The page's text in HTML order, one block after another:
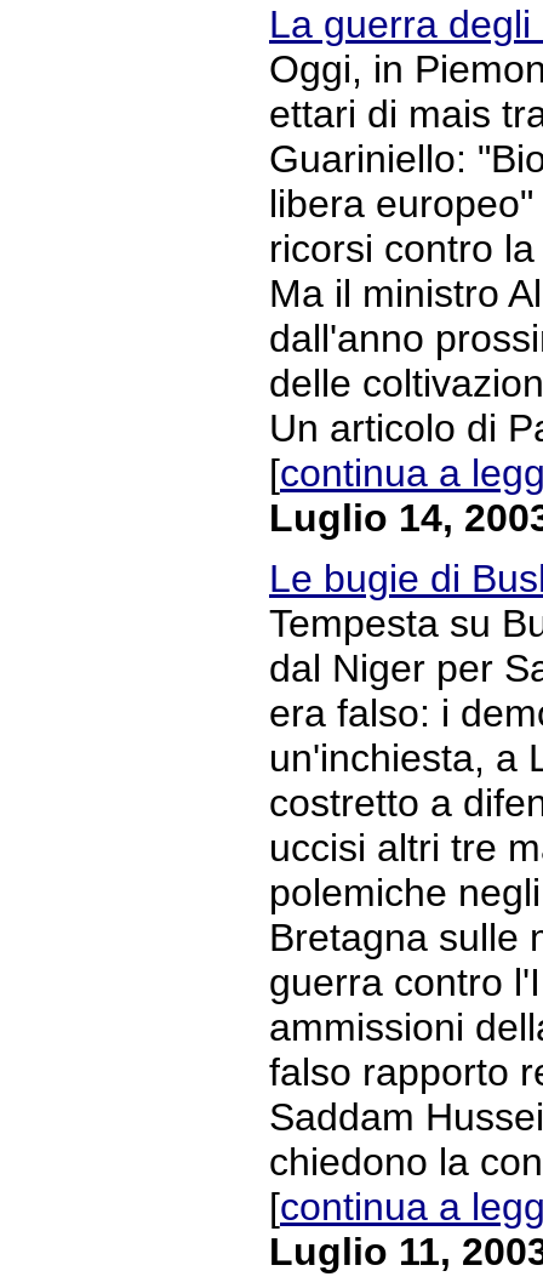
La guerra degli
Oggi, in
ettari di mais
Guariniello:
libera
ricorsi contro
Ma il ministro
dall'anno
delle
Un articolo di
[continua a
Luglio 14,
Le bugie di
Tempesta su
dal Niger per
era falso: i
un'inchiesta, a
costretto a
uccisi altri tre
polemiche
Bretagna sulle
guerra contro
ammissioni
falso rapporto
Saddam
chiedono la
[continua a
Luglio 11,